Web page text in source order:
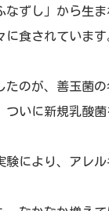
なずし」から生
食されています
のが、善玉菌
いに新規乳酸菌
により、アレ